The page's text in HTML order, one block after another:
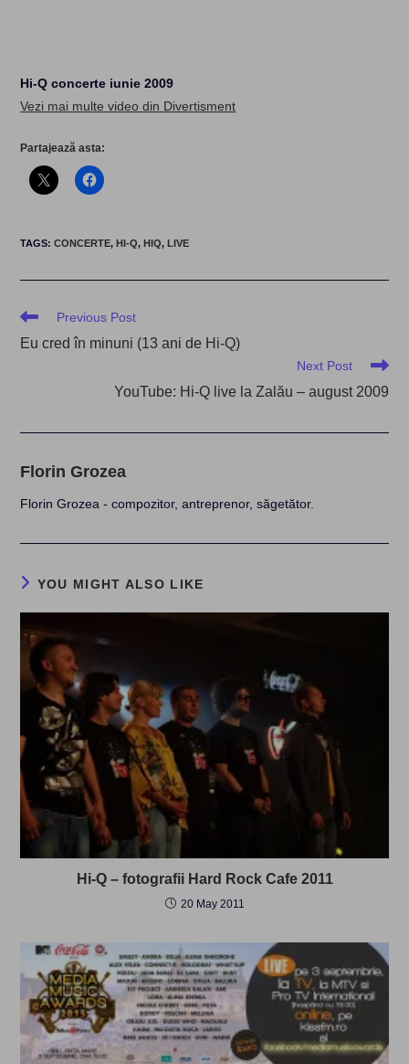
Hi-Q concerte iunie 2009
Vezi mai multe video din Divertisment
Partajează asta:
TAGS:CONCERTE, HI-Q, HIQ, LIVE
Read
articles
Previous Post
Eu cred în minuni (13 ani de Hi-Q)
Next Post
YouTube: Hi-Q live la Zalău – august 2009
Florin Grozea
Florin Grozea - compozitor, antreprenor, săgetător.
YOU MIGHT ALSO LIKE
Hi-Q – fotografii Hard Rock Cafe 2011
20 May 2011